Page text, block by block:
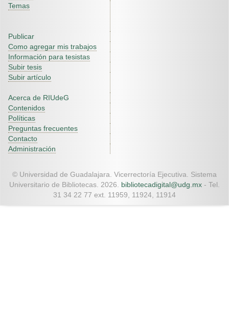
Temas
Publicar
Como agregar mis trabajos
Información para tesistas
Subir tesis
Subir artículo
Acerca de RIUdeG
Contenidos
Políticas
Preguntas frecuentes
Contacto
Administración
© Universidad de Guadalajara. Vicerrectoría Ejecutiva. Sistema
Universitario de Bibliotecas. 2026. bibliotecadigital@udg.mx - Tel.
31 34 22 77 ext. 11959, 11924, 11914